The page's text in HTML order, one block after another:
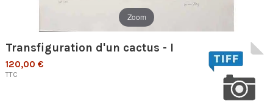
Zoom
Transfiguration d'un cactus - I
120,00 €
TTC